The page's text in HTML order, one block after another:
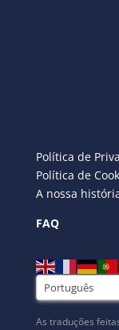
Política de
Política de
A nossa
FAQ
As traduções